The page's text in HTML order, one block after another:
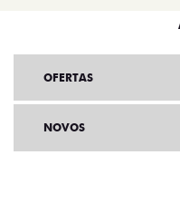
OFERTAS
NOVOS